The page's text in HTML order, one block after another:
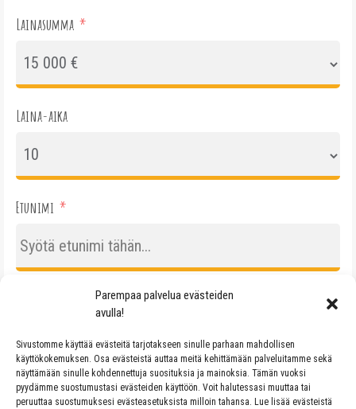
Parempaa palvelua evästeiden
avulla!
Sivustomme käyttää evästeitä tarjotakseen sinulle parhaan mahdollisen
käyttökokemuksen. Osa evästeistä auttaa meitä kehittämään palveluitamme sekä
näyttämään sinulle kohdennettuja suosituksia ja mainoksia. Tämän vuoksi
pyydämme suostumustasi evästeiden käyttöön. Voit halutessasi muuttaa tai
peruuttaa suostumuksesi evästeasetuksista milloin tahansa. Lue lisää evästeistä
Lainasumma
Laina-aika
Etunimi
Puhelinnumero